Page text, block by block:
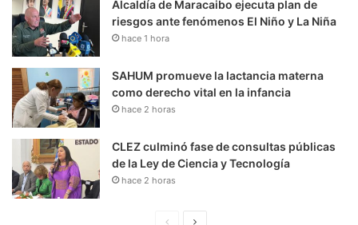
Alcaldía de Maracaibo ejecuta plan de
riesgos ante fenómenos El Niño y La Niña
hace 1 hora
SAHUM promueve la lactancia materna
como derecho vital en la infancia
hace 2 horas
CLEZ culminó fase de consultas públicas
de la Ley de Ciencia y Tecnología
hace 2 horas